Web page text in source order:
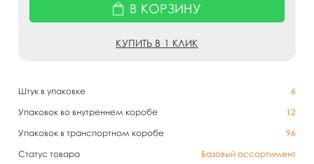
Штук в упаковке
6
Упаковок во внутреннем коробе
12
Упаковок в транспортном коробе
96
Статус товара
Базовый ассортимент
В КОРЗИНУ
КУПИТЬ В 1 КЛИК